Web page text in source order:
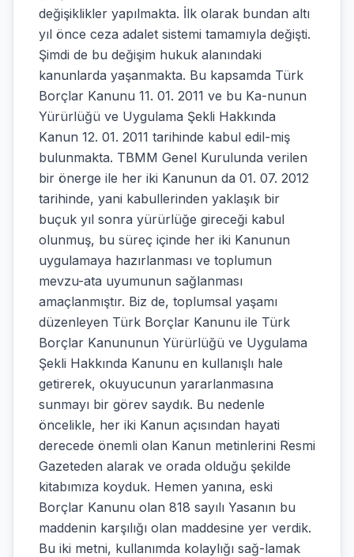
değişiklikler yapılmakta. İlk olarak bundan altı
yıl önce ceza adalet sistemi tamamıyla değişti.
Şimdi de bu değişim hukuk alanındaki
kanunlarda yaşanmakta. Bu kapsamda Türk
Borçlar Kanunu 11. 01. 2011 ve bu Ka-nunun
Yürürlüğü ve Uygulama Şekli Hakkında
Kanun 12. 01. 2011 tarihinde kabul edil-miş
bulunmakta. TBMM Genel Kurulunda verilen
bir önerge ile her iki Kanunun da 01. 07. 2012
tarihinde, yani kabullerinden yaklaşık bir
buçuk yıl sonra yürürlüğe gireceği kabul
olunmuş, bu süreç içinde her iki Kanunun
uygulamaya hazırlanması ve toplumun
mevzu-ata uyumunun sağlanması
amaçlanmıştır. Biz de, toplumsal yaşamı
düzenleyen Türk Borçlar Kanunu ile Türk
Borçlar Kanununun Yürürlüğü ve Uygulama
Şekli Hakkında Kanunu en kullanışlı hale
getirerek, okuyucunun yararlanmasına
sunmayı bir görev saydık. Bu nedenle
öncelikle, her iki Kanun açısından hayati
derecede önemli olan Kanun metinlerini Resmi
Gazeteden alarak ve orada olduğu şekilde
kitabımıza koyduk. Hemen yanına, eski
Borçlar Kanunu olan 818 sayılı Yasanın bu
maddenin karşılığı olan maddesine yer verdik.
Bu iki metni, kullanımda kolaylığı sağ-lamak